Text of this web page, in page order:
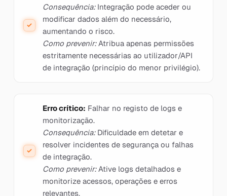
Consequência:Integração pode aceder ou
modificar dados além do necessário,
aumentando o risco.
Como prevenir:Atribua apenas permissões
estritamente necessárias ao utilizador/API
de integração (princípio do menor privilégio).
Erro crítico: Falhar no registo de logs e
monitorização.
Consequência:Dificuldade em detetar e
resolver incidentes de segurança ou falhas
de integração.
Como prevenir:Ative logs detalhados e
monitorize acessos, operações e erros
relevantes.